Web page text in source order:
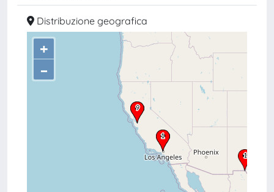
Distribuzione geografica
+
–